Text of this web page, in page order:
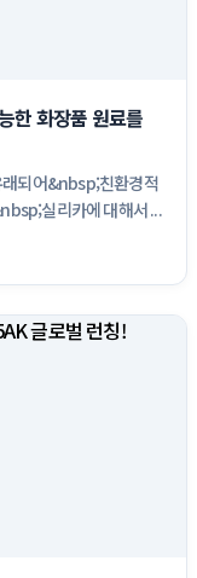
한 화장품 원료를
되어&nbsp;친환경적
실리카에 대해서 ...